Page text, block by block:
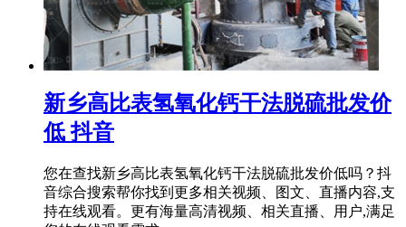
新乡高比表氢氧化钙干法脱硫批发价
低 抖音
您在查找新乡高比表氢氧化钙干法脱硫批发价低吗？抖
音综合搜索帮你找到更多相关视频、图文、直播内容,支
持在线观看。更有海量高清视频、相关直播、用户,满足